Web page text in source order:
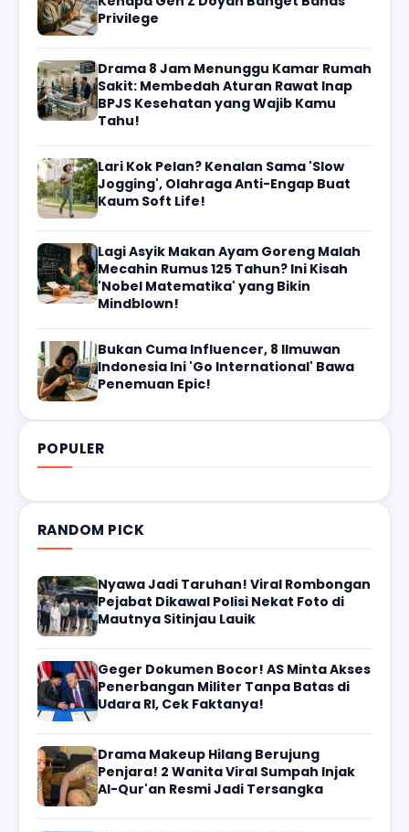
Privilege
Drama 8 Jam Menunggu Kamar Rumah
Sakit: Membedah Aturan Rawat Inap
BPJS Kesehatan yang Wajib Kamu
Tahu!
Lari Kok Pelan? Kenalan Sama 'Slow
Jogging', Olahraga Anti-Engap Buat
Kaum Soft Life!
Lagi Asyik Makan Ayam Goreng Malah
Mecahin Rumus 125 Tahun? Ini Kisah
'Nobel Matematika' yang Bikin
Mindblown!
Bukan Cuma Influencer, 8 Ilmuwan
Indonesia Ini 'Go International' Bawa
Penemuan Epic!
POPULER
RANDOM PICK
Nyawa Jadi Taruhan! Viral Rombongan
Pejabat Dikawal Polisi Nekat Foto di
Mautnya Sitinjau Lauik
Geger Dokumen Bocor! AS Minta Akses
Penerbangan Militer Tanpa Batas di
Udara RI, Cek Faktanya!
Drama Makeup Hilang Berujung
Penjara! 2 Wanita Viral Sumpah Injak
Al-Qur'an Resmi Jadi Tersangka